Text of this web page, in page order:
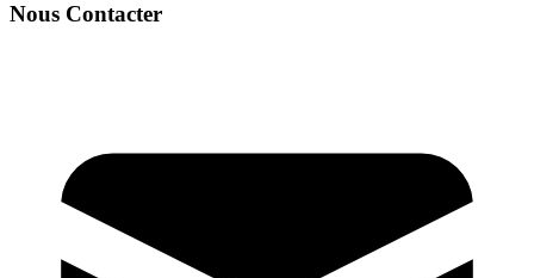
Nous Contacter